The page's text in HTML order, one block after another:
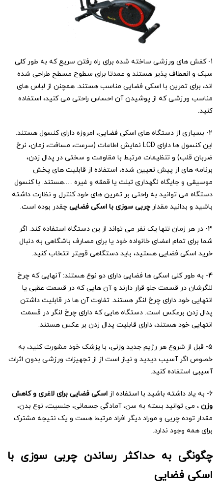
1- کفش های ورزشی ساخته شده برای راه رفتن سریع که به طور کلی
سبک و انعطاف پذیر هستند و عمدتا برای سطوح مسطح طراحی شده
اند، برای تمرین با اسکی فضایی مناسب هستند. همچنن از لباس های
مناسب ورزشی که از پوشیدن آن احساس راحتی می کنید، استفاده
کنید.
2- بسیاری از دستگاه های اسکی فضایی، امروزه دارای کنسول هستند.
این کنسول ها دارای LCD نمایش اطاعات (سرعت، مسافت، زمان، نرخ
ضربان قلب) و تنظیمات مرتبط با مقاومت و سختی در پدال زدن،
برنامه های از پیش تعیین شده، استفاده از قابلیت های پخش
موسیقی و جایگاه نگهداری تبلت یا قمقه و غیره ….هستند. با کنسول
دستگاه می توانید به راحتی بر تمرین های خود کنترل و نظارت داشته
باشید و بدانید مقدار چربی سوزی با اسکی فضایی چقدر بوده است.
3- در هر زمان تنها یک نفر می تواند از ین دستگاه استفاده کند. اگر
شما برای تمام اعضای خانواده خود یا برای مصارف باشگاهی به دنبال
خرید اسکی فضایی هستید، باید دستگاهی قویتر انتخاب کنید.
4- به طور کلی اسکی ها فضایی دارای دو نوع هستند: آنهایی که چرخ
لنگرشان در قسمت جلو قرار دارند و آن هایی که در قسمت عقبی یا
انتهایی خود دارای چرخ لنگر هستند. تفاوت آن ها در قابلیت داشتن
پدال زدن برعکس است. دستگاه هایی که دارای چرخ لنگر در قسمت
انتهایی خود هستند، دارای قابلیت پدال زدن بر عکس هستند.
5- قبل از شروع هر رژیم جدید وزنی، با پزشک خود مشورت کنید، به
خصوص اگر آسیب دیدید و نیاز است از از تجهیزات ورزشی بدون اثرات
آسیبی استفاده کنید.
6- به یاد داشته باشید با استفاده از
اسکی فضایی برای لاغری و کاهش
وزن ، می توانید بسته به سن، آمادگی جسمانی، جنسیت، نوع بدن،
مقدار توده چربی و موراد دیگر افراد مرتبط هست و یک نتیجه مشترک
برای همه وجود ندارد.
چگونگی به حداکثر رساندن چربی سوزی با
اسکی فضایی